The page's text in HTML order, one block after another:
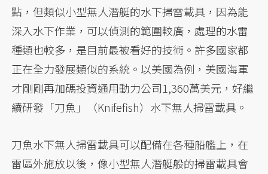
點，但類似小型無人潛艇的水下掃雷載具，因為能
深入水下作業，可以偵測的範圍較廣，處理的水雷
種類也較多，是目前最被看好的技術。許多國家都
正在全力發展類似的系統。以美國為例，美國海軍
才剛剛再加碼投資通用動力公司1,360萬美元，好繼
續研發「刀魚」（Knifefish）水下無人掃雷載具。
刀魚水下無人掃雷載具可以配備在各種船艦上，在
雷區外施放以後，像小型無人潛艇般的掃雷載具會